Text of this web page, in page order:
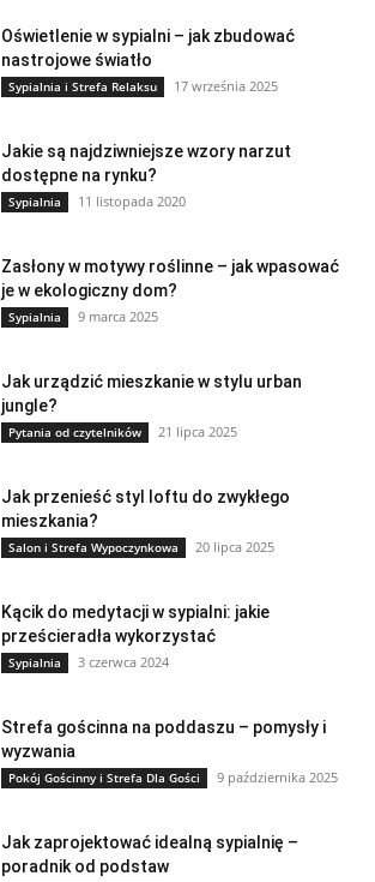
Oświetlenie w sypialni – jak zbudować
nastrojowe światło
Sypialnia i Strefa Relaksu 17 września 2025
Jakie są najdziwniejsze wzory narzut
dostępne na rynku?
Sypialnia 11 listopada 2020
Zasłony w motywy roślinne – jak wpasować
je w ekologiczny dom?
Sypialnia 9 marca 2025
Jak urządzić mieszkanie w stylu urban
jungle?
Pytania od czytelników 21 lipca 2025
Jak przenieść styl loftu do zwykłego
mieszkania?
Salon i Strefa Wypoczynkowa 20 lipca 2025
Kącik do medytacji w sypialni: jakie
prześcieradła wykorzystać
Sypialnia 3 czerwca 2024
Strefa gościnna na poddaszu – pomysły i
wyzwania
Pokój Gościnny i Strefa Dla Gości 9 października 2025
Jak zaprojektować idealną sypialnię –
poradnik od podstaw